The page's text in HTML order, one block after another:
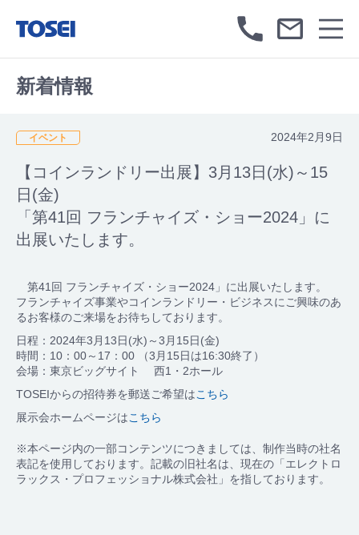
新着情報
イベント 2024年2月9日
【コインランドリー出展】3月13日(水)～15
日(金)
「第41回 フランチャイズ・ショー2024」に
出展いたします。
第41回 フランチャイズ・ショー2024」に出展いたします。
フランチャイズ事業やコインランドリー・ビジネスにご興味のあ
るお客様のご来場をお待ちしております。
日程：2024年3月13日(水)～3月15日(金)
時間：10：00～17：00 （3月15日は16:30終了）
会場：東京ビッグサイト 西1・2ホール
TOSEIからの招待券を郵送ご希望はこちら
展示会ホームページはこちら
※本ページ内の一部コンテンツにつきましては、制作当時の社名
表記を使用しております。記載の旧社名は、現在の「エレクトロ
ラックス・プロフェッショナル株式会社」を指しております。